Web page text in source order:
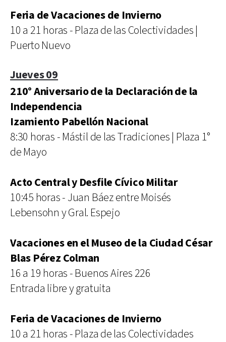
Feria de Vacaciones de Invierno
10 a 21 horas - Plaza de las Colectividades |
Puerto Nuevo
Jueves 09
210° Aniversario de la Declaración de la
Independencia
Izamiento Pabellón Nacional
8:30 horas - Mástil de las Tradiciones | Plaza 1°
de Mayo
Acto Central y Desfile Cívico Militar
10:45 horas - Juan Báez entre Moisés
Lebensohn y Gral. Espejo
Vacaciones en el Museo de la Ciudad César
Blas Pérez Colman
16 a 19 horas - Buenos Aires 226
Entrada libre y gratuita
Feria de Vacaciones de Invierno
10 a 21 horas - Plaza de las Colectividades